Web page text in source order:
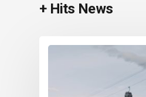
+ Hits News